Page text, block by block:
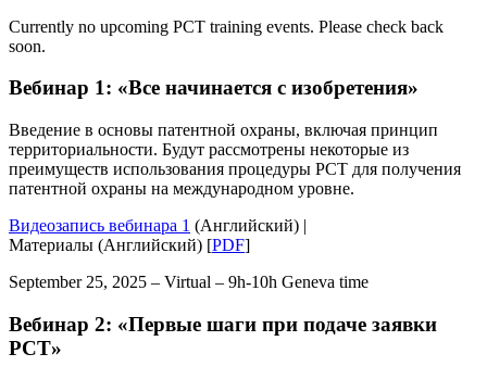
Currently no upcoming PCT training events. Please check back
soon.
Вебинар 1: «Все начинается с изобретения»
Введение в основы патентной охраны, включая принцип
территориальности. Будут рассмотрены некоторые из
преимуществ использования процедуры PCT для получения
патентной охраны на международном уровне.
Видеозапись вебинара 1 (Английский) |
Материалы (Английский) [PDF]
September 25, 2025 – Virtual – 9h-10h Geneva time
Вебинар 2: «Первые шаги при подаче заявки
PCT»